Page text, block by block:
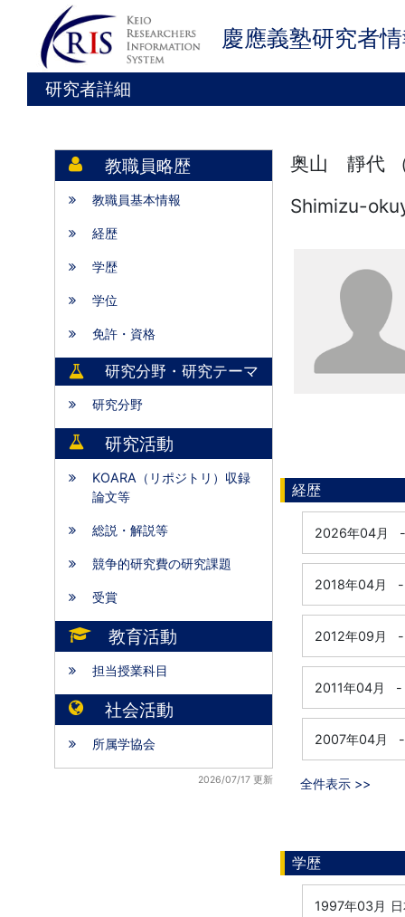
慶應義塾研究者
研究者詳細
教職員略歴
教職員基本情報
経歴
学歴
学位
免許・資格
研究分野・研究テーマ
研究分野
研究活動
KOARA（リポジトリ）収録
論文等
総説・解説等
競争的研究費の研究課題
受賞
教育活動
担当授業科目
社会活動
所属学協会
2026/07/17 更新
奥山 靜代
Shimizu-
経歴
2026年04月 -
2018年04月 -
2012年09月 -
2011年04月 -
2007年04月 -
全件表示 >>
学歴
1997年03月